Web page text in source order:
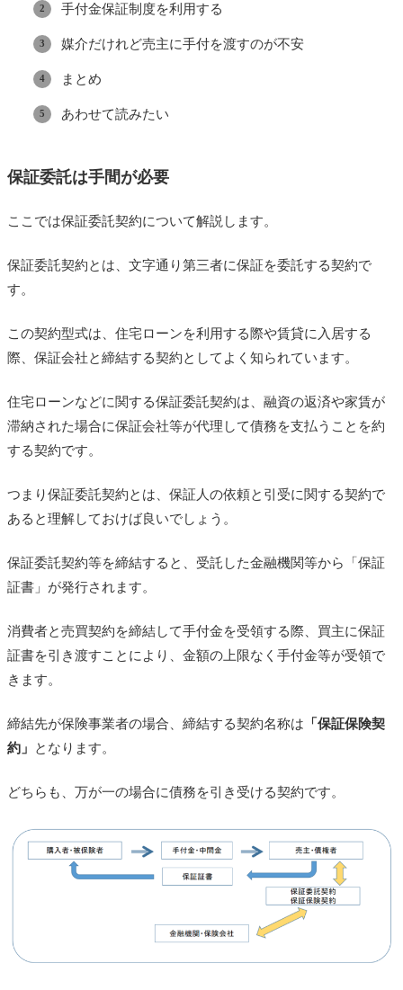
手付金保証制度を利用する
媒介だけれど売主に手付を渡すのが不安
まとめ
あわせて読みたい
保証委託は手間が必要
ここでは保証委託契約について解説します。
保証委託契約とは、文字通り第三者に保証を委託する契約で
す。
この契約型式は、住宅ローンを利用する際や賃貸に入居する
際、保証会社と締結する契約としてよく知られています。
住宅ローンなどに関する保証委託契約は、融資の返済や家賃が
滞納された場合に保証会社等が代理して債務を支払うことを約
する契約です。
つまり保証委託契約とは、保証人の依頼と引受に関する契約で
あると理解しておけば良いでしょう。
保証委託契約等を締結すると、受託した金融機関等から「保証
証書」が発行されます。
消費者と売買契約を締結して手付金を受領する際、買主に保証
証書を引き渡すことにより、金額の上限なく手付金等が受領で
きます。
締結先が保険事業者の場合、締結する契約名称は 「保証保険契
約」
となります。
どちらも、万が一の場合に債務を引き受ける契約です。